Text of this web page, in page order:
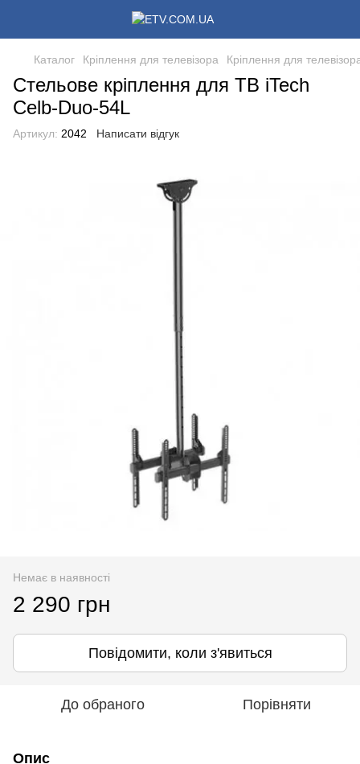
Каталог Кріплення для телевізора Кріплення для
Стельове кріплення для ТВ iTech
Celb-Duo-54L
Артикул: 2042 Написати відгук
Немає в наявності
2 290 грн
Повідомити, коли з'явиться
До обраного Порівняти
Опис